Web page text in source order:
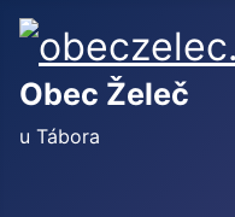
Obec Želeč
u Tábora